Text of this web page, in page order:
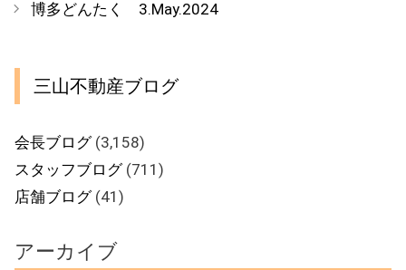
リ
博多どんたく 3.May.2024
三山不動産ブログ
会長ブログ(3,158)
スタッフブログ(711)
店舗ブログ(41)
アーカイブ